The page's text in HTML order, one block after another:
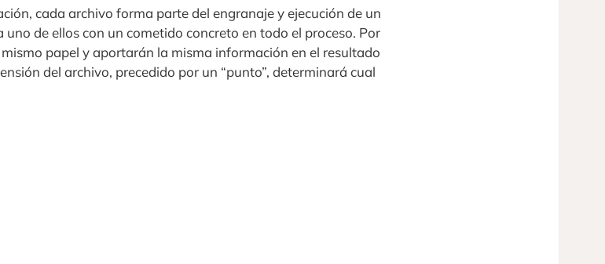
cada archivo forma parte del engranaje y ejecución de un
de ellos con un cometido concreto en todo el proceso. Por
papel y aportarán la misma información en el resultado
del archivo, precedido por un “punto”, determinará cual